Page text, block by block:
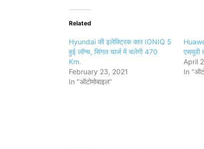
Related
Hyundai की इलेक्ट्रिक कार IONIQ 5
हुई लॉन्च, सिंगल चार्ज में चलेगी 470
Km.
February 23, 2021
In "ऑटोमोबाइल"
एसयूवी
April
In